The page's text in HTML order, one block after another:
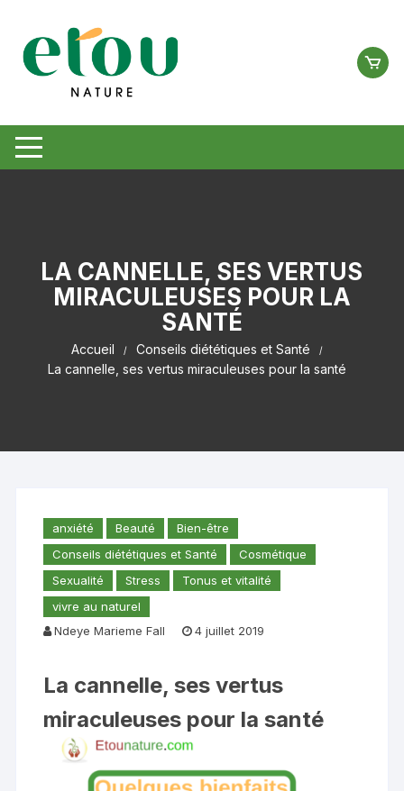
contenu
LA CANNELLE, SES VERTUS
MIRACULEUSES POUR LA
SANTÉ
Accueil
Conseils diététiques et Santé
La cannelle, ses vertus miraculeuses pour la santé
anxiété Beauté
Bien-être
Conseils diététiques et Santé
Cosmétique
Sexualité
Stress
Tonus et vitalité
vivre au naturel
Ndeye Marieme Fall
4 juillet 2019
La cannelle, ses vertus
miraculeuses pour la santé